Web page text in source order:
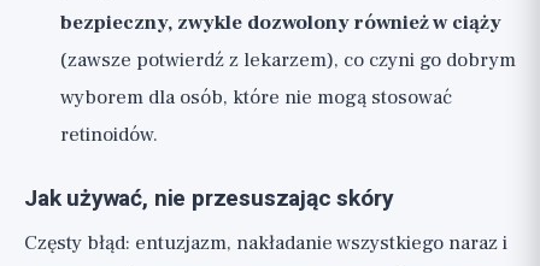
bezpieczny, zwykle dozwolony również w ciąży
(zawsze potwierdź z lekarzem), co czyni go dobrym
wyborem dla osób, które nie mogą stosować
retinoidów.
Jak używać, nie przesuszając skóry
Częsty błąd: entuzjazm, nakładanie wszystkiego naraz i